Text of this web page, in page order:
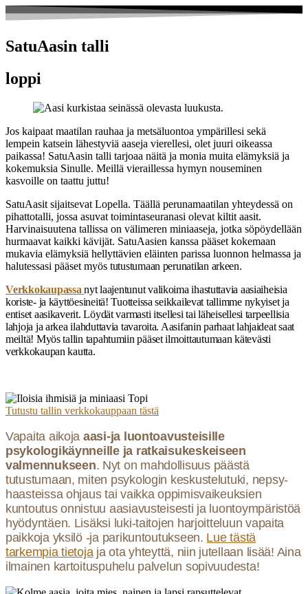
SatuAasin talli
loppi
Jos kaipaat maatilan rauhaa ja metsäluontoa ympärillesi sekä
lempein katsein lähestyviä aaseja vierellesi, olet juuri oikeassa
paikassa! SatuAasin talli tarjoaa näitä ja monia muita elämyksiä ja
kokemuksia Sinulle. Meillä vieraillessa hymyn nouseminen
kasvoille on taattu juttu!
SatuAasit sijaitsevat Lopella. Täällä perunamaatilan yhteydessä on
pihattotalli, jossa asuvat toimintaseuranasi olevat kiltit aasit.
Harvinaisuutena tallissa on välimeren miniaaseja, jotka söpöydellään
hurmaavat kaikki kävijät. SatuAasien kanssa pääset kokemaan
mukavia elämyksiä hellyttävien eläinten parissa luonnon helmassa ja
halutessasi pääset myös tutustumaan perunatilan arkeen.
Verkkokaupassa nyt laajentunut valikoima ihastuttavia aasiaiheisia
koriste- ja käyttöesineitä! Tuotteissa seikkailevat tallimme nykyiset ja
entiset aasikaverit. Löydät varmasti itsellesi tai läheisellesi tarpeellisia
lahjoja ja arkea ilahduttavia tavaroita. Aasifanin parhaat lahjaideat saat
meiltä! Myös tallin tapahtumiin pääset ilmoittautumaan kätevästi
verkkokaupan kautta.
Tutustu tallin verkkokauppaan tästä
Vapaita aikoja aasi-ja luontoavusteisille
psykologikäynneille ja ratkaisukeskeiseen
valmennukseen. Nyt on mahdollisuus päästä
tutustumaan, miten psykologin keskustelutuki, nepsy-
haasteissa ohjaus tai vaikka oppimisvaikeuksien
kuntoutus onnistuu aasiavusteisesti ja luontoympäristöä
hyödyntäen. Lisäksi luki-taitojen harjoitteluun vapaita
paikkoja yksilö -ja parikuntoutukseen. Lue tästä
tarkempia tietoja ja ota yhteyttä, niin jutellaan lisää! Aina
ilmainen kartoituspuhelu palvelun sopivuudesta!